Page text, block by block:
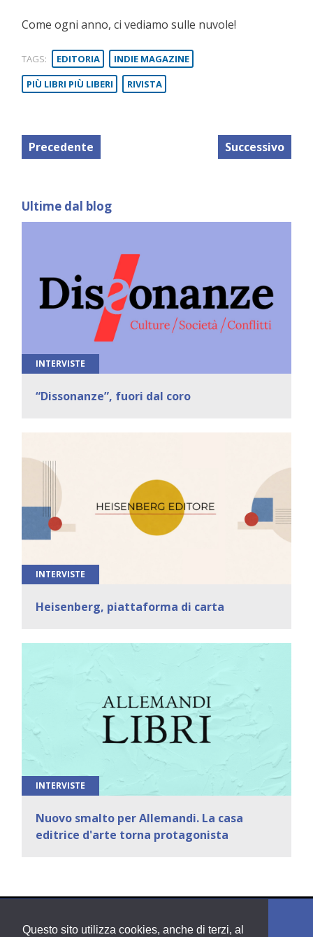
Questo sito utilizza cookies, anche di terzi, al
Come ogni anno, ci vediamo sulle nuvole!
TAGS: EDITORIA
INDIE MAGAZINE
PIÙ LIBRI PIÙ LIBERI
RIVISTA
Precedente Successivo
Ultime dal blog
INTERVISTE
“Dissonanze”, fuori dal coro
INTERVISTE
Heisenberg, piattaforma di carta
INTERVISTE
Nuovo smalto per Allemandi. La casa
editrice d'arte torna protagonista